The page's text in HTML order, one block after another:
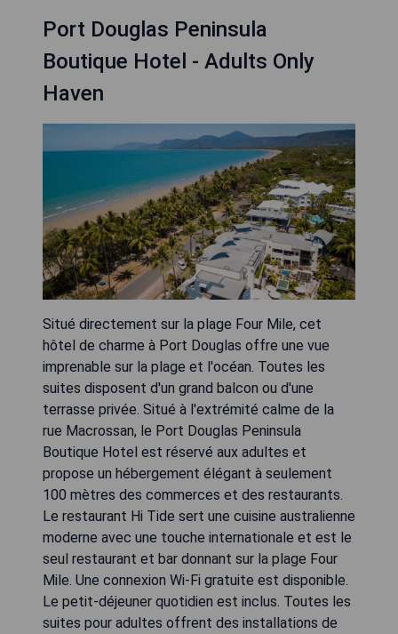
Port Douglas Peninsula
Boutique Hotel - Adults Only
Haven
Situé directement sur la plage Four Mile, cet
hôtel de charme à Port Douglas offre une vue
imprenable sur la plage et l'océan. Toutes les
suites disposent d'un grand balcon ou d'une
terrasse privée. Situé à l'extrémité calme de la
rue Macrossan, le Port Douglas Peninsula
Boutique Hotel est réservé aux adultes et
propose un hébergement élégant à seulement
100 mètres des commerces et des restaurants.
Le restaurant Hi Tide sert une cuisine australienne
moderne avec une touche internationale et est le
seul restaurant et bar donnant sur la plage Four
Mile. Une connexion Wi-Fi gratuite est disponible.
Le petit-déjeuner quotidien est inclus. Toutes les
suites pour adultes offrent des installations de